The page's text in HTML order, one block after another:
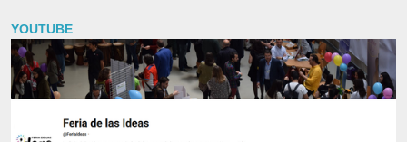
YOUTUBE